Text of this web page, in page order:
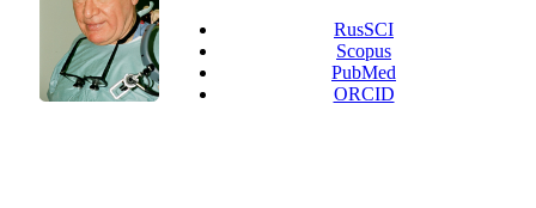
RusSCI
Scopus
PubMed
ORCID